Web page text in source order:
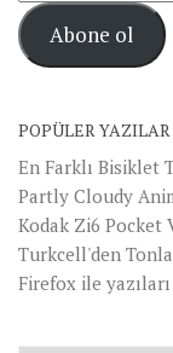
posta
AdresiAbone ol
POPÜLER YAZILAR
En Farklı Bisiklet
Partly Cloudy
Kodak Zi6 Pocket
Turkcell'den
Firefox ile